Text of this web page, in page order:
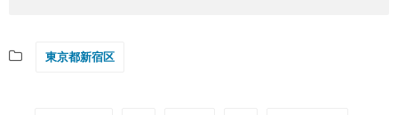
東京都新宿区